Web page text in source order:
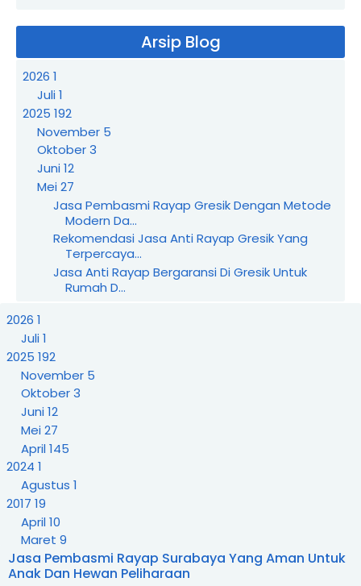
Arsip Blog
2026 1
Juli1
2025 192
November 5
Oktober3
Juni12
Mei27
Jasa Pembasmi Rayap Gresik Dengan Metode
Modern Da...
Rekomendasi Jasa Anti Rayap Gresik Yang
Terpercaya...
Jasa Anti Rayap Bergaransi Di Gresik Untuk
Rumah D...
Tips Memilih Jasa Basmi Rayap Surabaya Yang
Profes...
Solusi Basmi Rayap Cepat Untuk Gedung
Ahli Basmi Rayap Surabaya Dengan Garansi
Resmi
Surabaya
Jasa Basmi Rayap Surabaya Terpercaya
Layanan Ahli Basmi Rayap di Surabaya 24 Jam
Siap D...
2026 1
Juli1
2025 192
November 5
Oktober3
Juni12
Mei27
April145
2024 1
Agustus 1
2017 19
April10
Maret 9
201513
Desember6
Jasa Pembasmi Rayap Surabaya Yang Aman Untuk
Anak Dan Hewan Peliharaan